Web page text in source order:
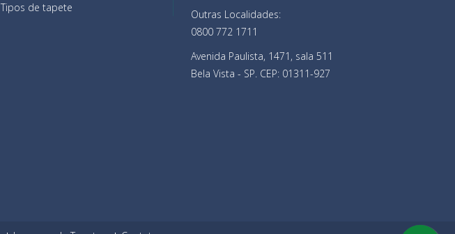
Tipos de tapete
Outras Localidades:
0800 772 1711
Avenida Paulista, 1471, sala 511
Bela Vista - SP. CEP: 01311-927